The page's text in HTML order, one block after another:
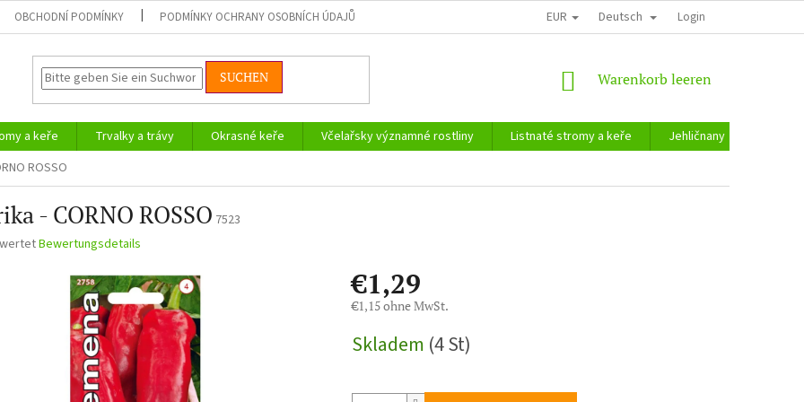
OBCHODNÍ PODMÍNKY PODMÍNKY OCHRANY OSOBNÍCH ÚDAJŮ EUR Deutsch Login
SUCHEN WARENKORB
Warenkorb leeren
a keře Trvalky a trávy Okrasné keře Včelařsky významné rostliny Listnaté stromy a keře Jehličnany
ROSSO
- CORNO ROSSO 7523
Bewertungsdetails
€1,29
€1,15 ohne MwSt.
Skladem (4 St)